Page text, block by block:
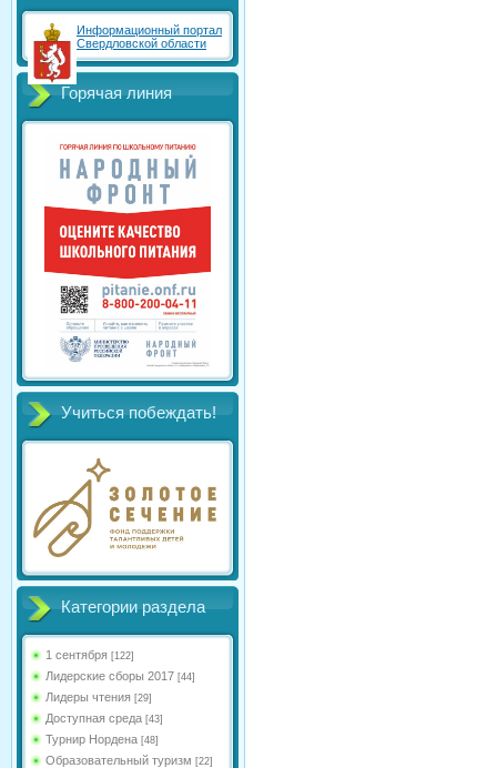
Информационный портал
Свердловской области
Горячая линия
Учиться побеждать!
Категории раздела
1 сентября [122]
Лидерские сборы 2017 [44]
Лидеры чтения [29]
Доступная среда [43]
Турнир Нордена [48]
Образовательный туризм [22]